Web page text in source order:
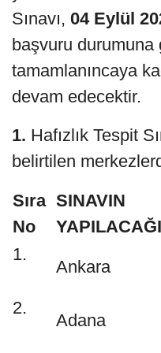
Sınavı, 04Eylül
başvuru durumuna
tamamlanıncaya
devam edecektir.
1. Hafızlık Tespit
belirtilen
Sıra
No
SINAVIN
1.
Ankara
2.
Adana